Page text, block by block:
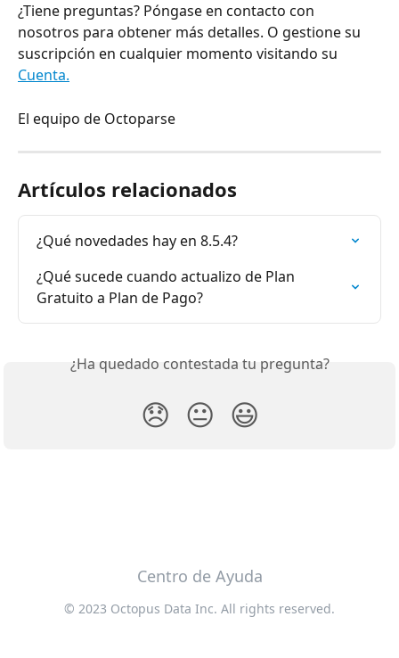
¿Tiene preguntas? Póngase en contacto con
nosotros para obtener más detalles. O gestione su
suscripción en cualquier momento visitando su
Cuenta.
El equipo de Octoparse
Artículos relacionados
¿Qué novedades hay en 8.5.4?
¿Qué sucede cuando actualizo de Plan
Gratuito a Plan de Pago?
¿Ha quedado contestada tu pregunta?
😞 😐 😃
Centro de Ayuda
© 2023 Octopus Data Inc. All rights reserved.